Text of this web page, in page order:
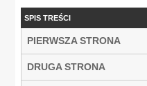
SPIS TREŚCI
PIERWSZA STRONA
DRUGA STRONA